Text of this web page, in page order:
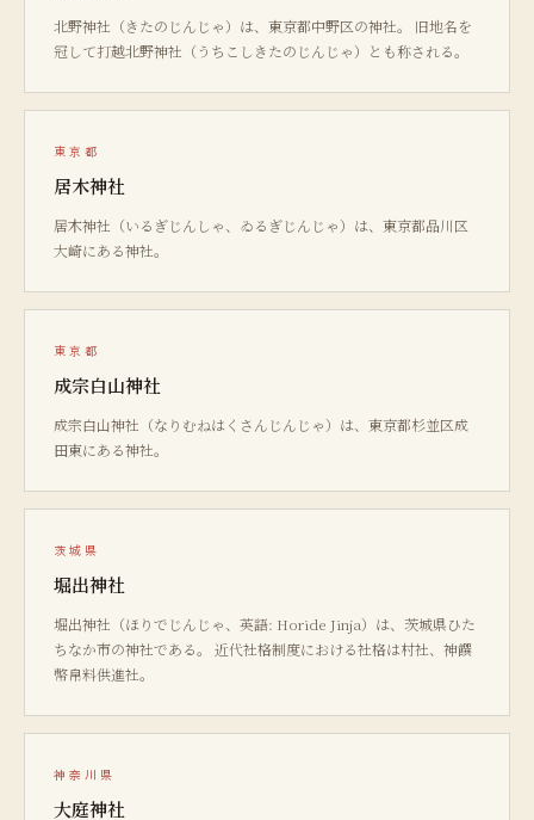
北野神社（きたのじんじゃ）は、東京都中野区の神社。 旧地名を
冠して打越北野神社（うちこしきたのじんじゃ）とも称される。
東京都
居木神社
居木神社（いるぎじんしゃ、ゐるぎじんじゃ）は、東京都品川区
大崎にある神社。
東京都
成宗白山神社
成宗白山神社（なりむねはくさんじんじゃ）は、東京都杉並区成
田東にある神社。
茨城県
堀出神社
堀出神社（ほりでじんじゃ、英語: Horide Jinja）は、茨城県ひた
ちなか市の神社である。 近代社格制度における社格は村社、神饌
幣帛料供進社。
神奈川県
大庭神社